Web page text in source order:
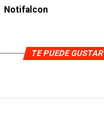
Notifalcon
TE PUEDE GUSTAR